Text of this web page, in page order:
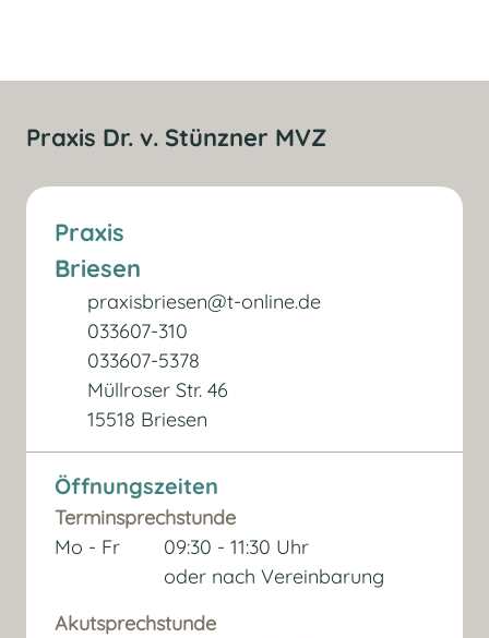
Praxis Dr. v. Stünzner MVZ
Praxis
Briesen
praxisbriesen@t-online.de
033607-310
033607-5378
Müllroser Str. 46
15518 Briesen
Öffnungszeiten
Terminsprechstunde
Mo - Fr
09:30 - 11:30 Uhr
oder nach Vereinbarung
Akutsprechstunde